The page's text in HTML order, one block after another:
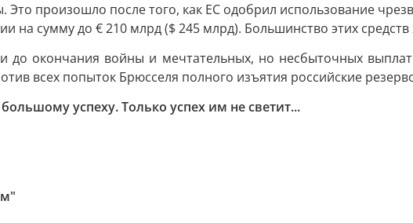
Это произошло после того, как ЕС одобрил использование
на сумму до € 210 млрд ($ 245 млрд). Большинство этих
окончания войны и мечтательных, но несбыточных
всех попыток Брюсселя полного изъятия российские
успеху. Только успех им не светит...